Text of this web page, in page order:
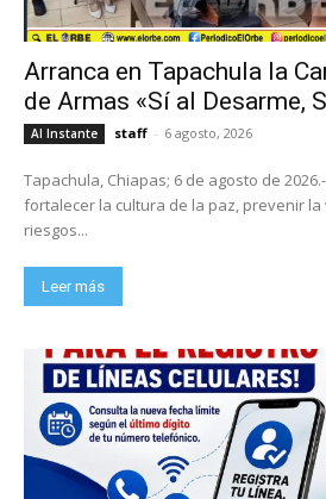
Arranca en Tapachula la
de Armas «Sí al Desarme,
Al Instante staff - 6 agosto, 2026
Tapachula, Chiapas; 6 de agosto de
fortalecer la cultura de la paz, prevenir
riesgos...
Leer más